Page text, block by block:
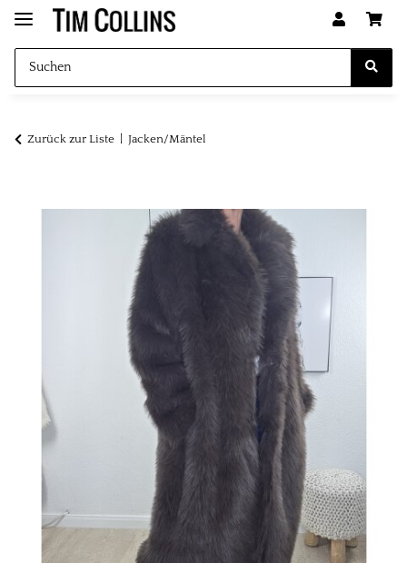
Zurück zur Liste Jacken/Mäntel